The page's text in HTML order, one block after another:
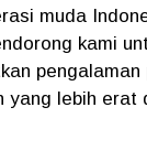
muda
kami
pengalaman
yang lebih erat